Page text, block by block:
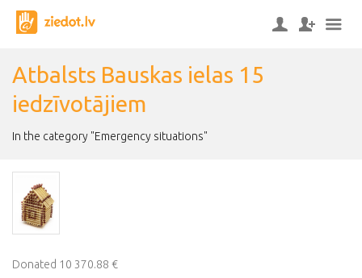
Atbalsts Bauskas ielas 15
iedzīvotājiem
In the category "Emergency situations"
Donated 10 370.88 €